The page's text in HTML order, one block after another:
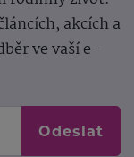
akcích a
ve vaší e-
Odeslat